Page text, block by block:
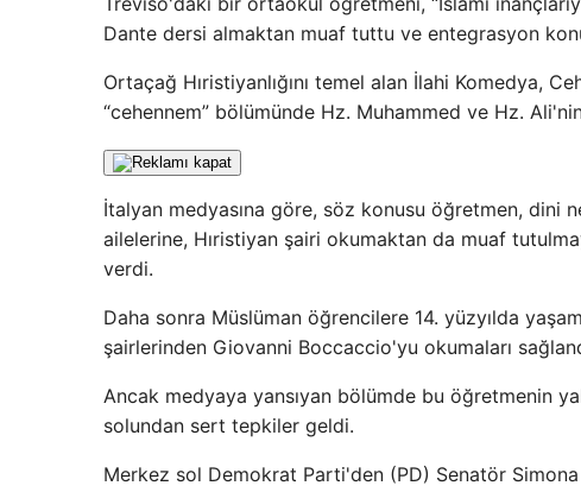
Dante dersi almaktan muaf tuttu ve entegrasyon
Ortaçağ Hıristiyanlığını temel alan İlahi Komedya,
“cehennem” bölümünde Hz. Muhammed ve Hz.
İtalyan medyasına göre, söz konusu öğretmen,
ailelerine, Hıristiyan şairi okumaktan da muaf
verdi.
Daha sonra Müslüman öğrencilere 14. yüzyılda
şairlerinden Giovanni Boccaccio'yu okumaları
Ancak medyaya yansıyan bölümde bu öğretmenin
solundan sert tepkiler geldi.
Merkez sol Demokrat Parti'den (PD) Senatör